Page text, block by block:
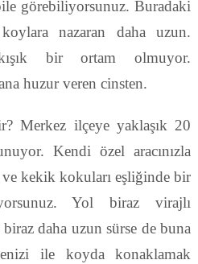
görebiliyorsunuz. Buradaki
nazaran daha uzun.
bir ortam olmuyor.
huzur veren cinsten.
Merkez ilçeye yaklaşık 20
Kendi özel aracınızla
ve kekik kokuları eşliğinde bir
Yol biraz virajlı
daha uzun sürse de buna
ile koyda konaklamak